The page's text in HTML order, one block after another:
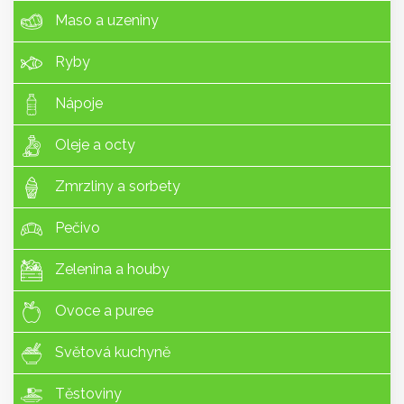
Maso a uzeniny
Ryby
Nápoje
Oleje a octy
Zmrzliny a sorbety
Pečivo
Zelenina a houby
Ovoce a puree
Světová kuchyně
Těstoviny